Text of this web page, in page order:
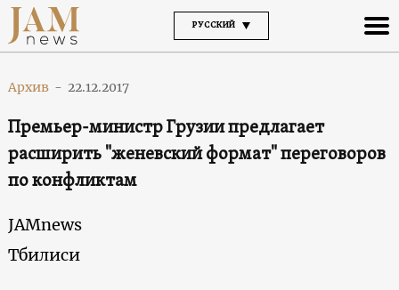
РУССКИЙ
Архив - 22.12.2017
Премьер-министр Грузии предлагает
расширить "женевский формат" переговоров
по конфликтам
JAMnews
Тбилиси